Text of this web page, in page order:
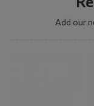
Add our